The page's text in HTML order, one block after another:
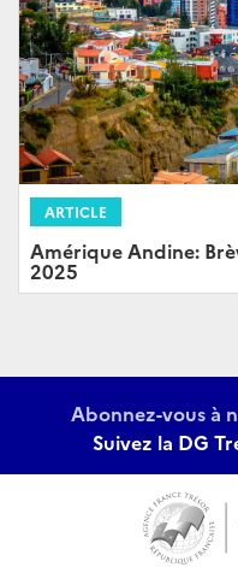
ARTICLE
Amérique Andine:
2025
Abonnez-vous à
Suivez la DG